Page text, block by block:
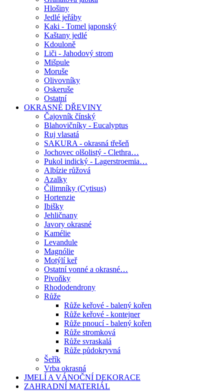
Hlošiny
Jedlé jeřáby
Kaki - Tomel japonský
Kaštany jedlé
Kdouloně
Liči - Jahodový strom
Mišpule
Moruše
Olivovníky
Oskeruše
Ostatní
OKRASNÉ DŘEVINY
Čajovník čínský
Blahovičníky - Eucalyptus
Ruj vlasatá
SAKURA - okrasná třešeň
Jochovec olšolistý - Clethra…
Pukol indický - Lagerstroemia…
Albízie růžová
Azalky
Čilimníky (Cytisus)
Hortenzie
Ibišky
Jehličnany
Javory okrasné
Kamélie
Levandule
Magnólie
Motýlí keř
Ostatní vonné a okrasné…
Pivoňky
Rhododendrony
Růže
Růže keřové - balený kořen
Růže keřové - kontejner
Růže pnoucí - balený kořen
Růže stromková
Růže svraskalá
Růže půdokryvná
Šeřík
Vrba okrasná
JMELÍ A VÁNOČNÍ DEKORACE
ZAHRADNÍ MATERIÁL